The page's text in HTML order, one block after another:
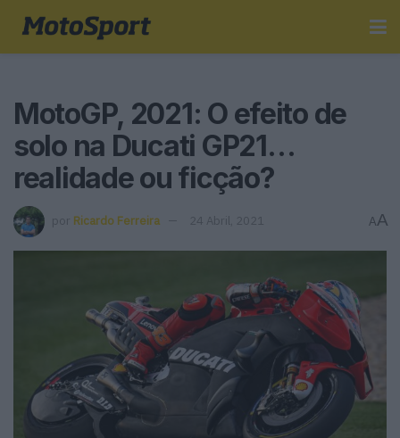
MotoGP, 2021: O efeito de
solo na Ducati GP21…
realidade ou ficção?
por Ricardo Ferreira 24 Abril, 2021 AA